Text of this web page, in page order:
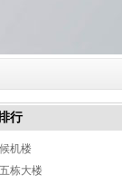
行
机楼
栋大楼